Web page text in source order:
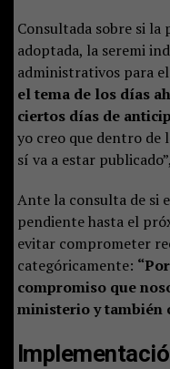
Consultada sobre si la
adoptada, la seremi
administrativos para
el tema de los días
ciertos días de
yo creo que dentro de
sí va a estar
Ante la consulta de si
pendiente hasta el
evitar comprometer
categóricamente:
compromiso que
ministerio y también